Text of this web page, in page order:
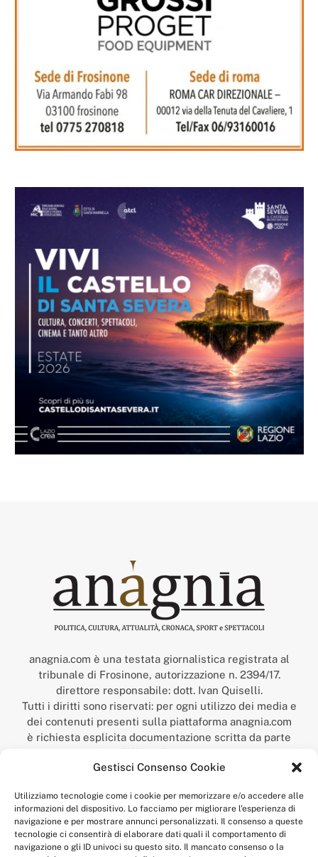
Gestisci Consenso Cookie
Utilizziamo tecnologie come i cookie per memorizzare e/o accedere alle
informazioni del dispositivo. Lo facciamo per migliorare l'esperienza di
navigazione e per mostrare annunci personalizzati. Il consenso a queste
tecnologie ci consentirà di elaborare dati quali il comportamento di
navigazione o gli ID univoci su questo sito. Il mancato consenso o la
anagnia.com è una testata giornalistica registrata al
tribunale di Frosinone, autorizzazione n. 2394/17.
direttore responsabile: dott. Ivan Quiselli.
Tutti i diritti sono riservati: per ogni utilizzo dei media e
dei contenuti presenti sulla piattaforma anagnia.com
è richiesta esplicita documentazione scritta da parte
della redazione.
“Anagnia” è un marchio registrato presso l’Ufficio Italiano
Economico,
num. registrazione: 302017000014044 del 9 febbraio 2017.
Per contatti:redazione@anagnia.com